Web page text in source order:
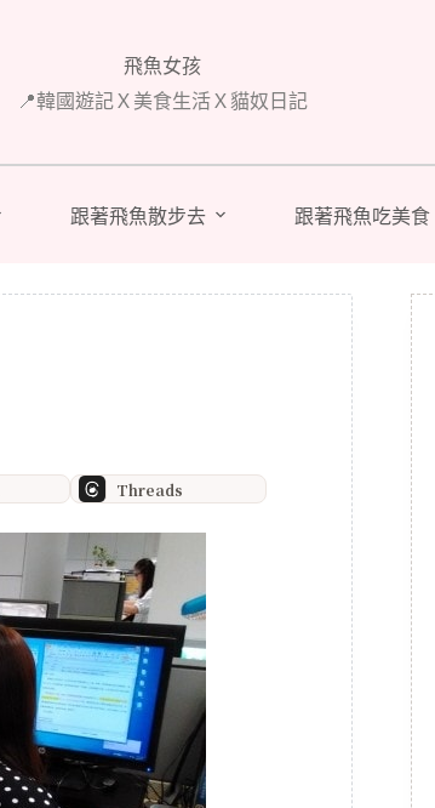
飛魚女孩
📍韓國遊記Ｘ美食生活Ｘ貓奴日記
跟著飛魚散步去 跟著飛魚吃美食
Threads